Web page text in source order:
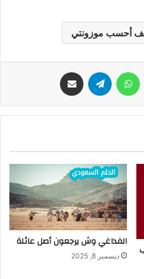
أحسب موزونتي
Flipboard واتساب تيلقرام
الفداغي وش يرجعون أصل عائلة
ديسمبر 8, 2025